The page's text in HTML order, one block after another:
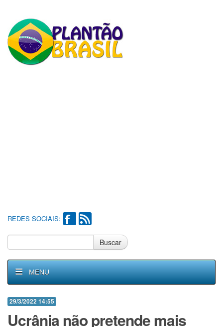
REDES SOCIAIS:
Buscar
MENU
29/3/2022 14:55
Ucrânia não pretende mais